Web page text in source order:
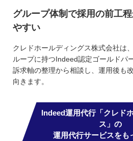
グループ体制で採用の前工
やすい
クレドホールディングス株式会社は
ループに持つIndeed認定ゴールドパ
訴求軸の整理から相談し、運用後も
向きます。
Indeed運用代行「クレド
ス」の
運用代行サービスをも